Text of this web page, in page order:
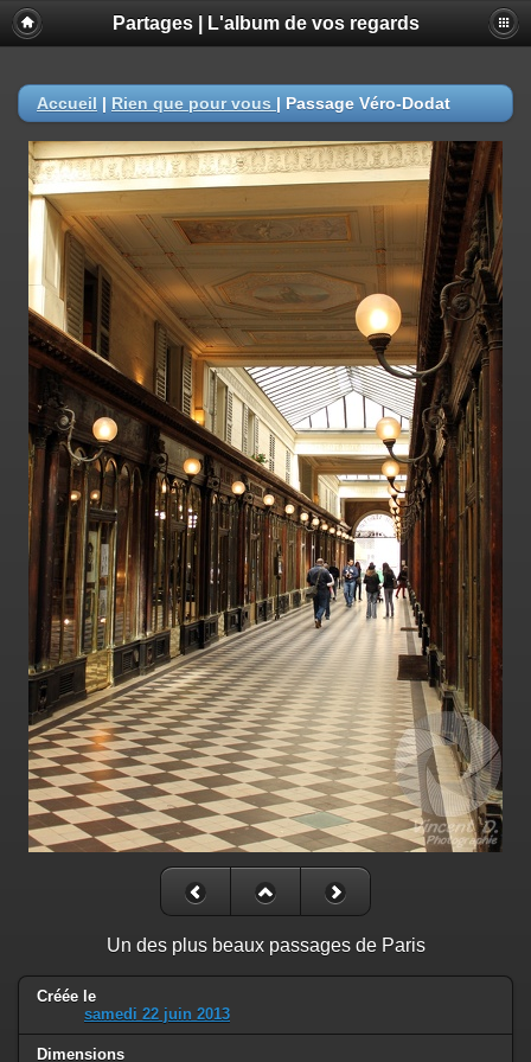
Partages | L'album de vos regards
Accueil | Rien que pour vous | Passage Véro-Dodat
Un des plus beaux passages de Paris
Créée le
samedi 22 juin 2013
Dimensions